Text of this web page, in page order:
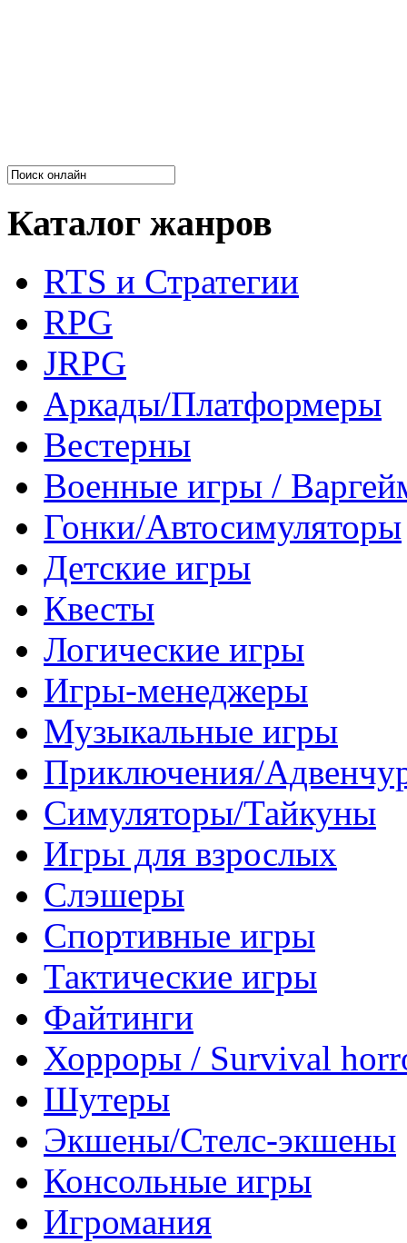
Каталог жанров
RTS и Стратегии
RPG
JRPG
Аркады/Платформеры
Вестерны
Военные игры /
Гонки/Автосимуляторы
Детские игры
Квесты
Логические игры
Игры-менеджеры
Музыкальные игры
Приключения/
Симуляторы/Тайкуны
Игры для взрослых
Слэшеры
Спортивные игры
Тактические игры
Файтинги
Хорроры / Survival
Шутеры
Экшены/Стелс-экшены
Консольные игры
Игромания